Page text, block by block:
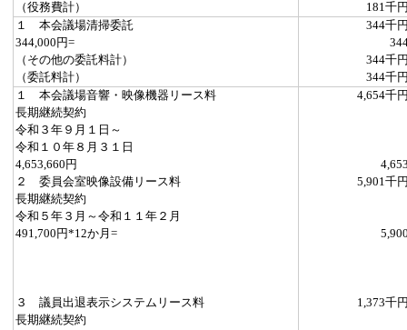
（役務費計）
181千
１ 本会議場清掃委託
344千
344,000円=
（その他の委託料計）
344千
（委託料計）
344千
１ 本会議場音響・映像機器リース料
4,654千
長期継続契約
令和３年９月１日～
令和１０年８月３１日
4,653,660円
２ 委員会室映像設備リース料
5,901千
長期継続契約
令和５年３月～令和１１年２月
491,700円*12か月=
３ 議員出退表示システムリース料
1,373千
長期継続契約